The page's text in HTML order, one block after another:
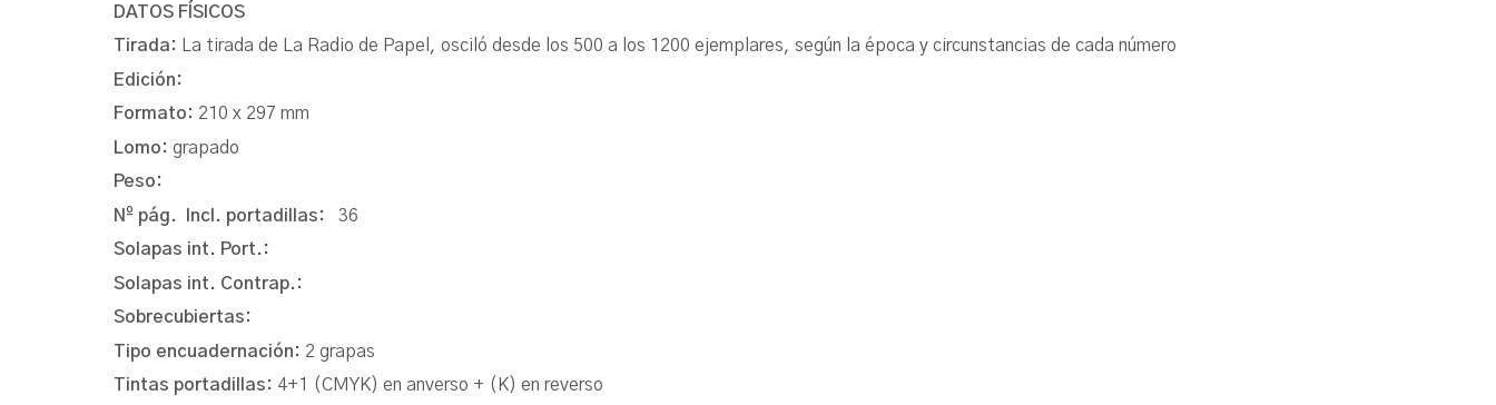
DATOS FÍSICOS
Tirada:
La tirada de La Radio de Papel, osciló desde los 500 a los 1200 ejemplares, según la época y circunstancias de cada número
Edición:
Formato: 210 x 297 mm
Lomo: grapado
Peso:
Nº pág. Incl. portadillas: 36
Solapas int. Port.:
Solapas int. Contrap.:
Sobrecubiertas:
Tipo encuadernación: 2 grapas
Tintas portadillas: 4+1 (CMYK) en anverso + (K) en reverso